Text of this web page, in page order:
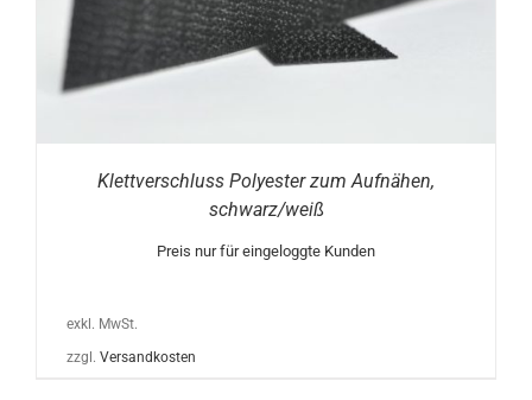
Klettverschluss Polyester zum Aufnähen,
schwarz/weiß
Preis nur für eingeloggte Kunden
exkl. MwSt.
zzgl. Versandkosten